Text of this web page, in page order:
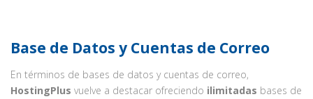
Base de Datos y Cuentas de Correo
En términos de bases de datos y cuentas de correo,
HostingPlus vuelve a destacar ofreciendo ilimitadas bases de